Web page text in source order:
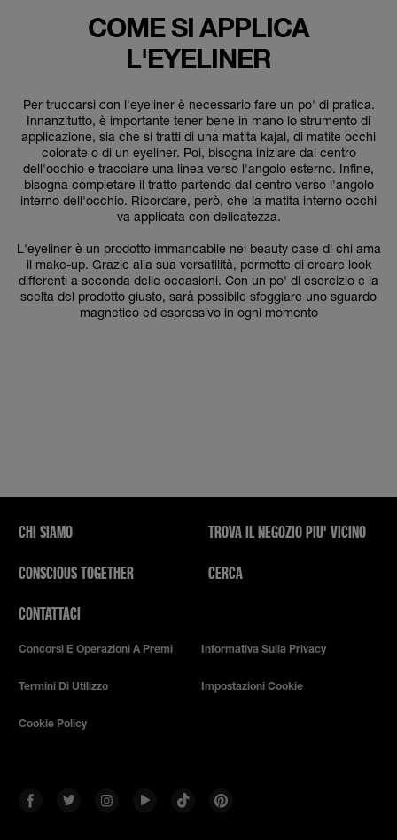
COME SI APPLICA
L'EYELINER
Per truccarsi con l'eyeliner è necessario fare un po' di pratica.
Innanzitutto, è importante tener bene in mano lo strumento di
applicazione, sia che si tratti di una matita kajal, di matite occhi
colorate o di un eyeliner. Poi, bisogna iniziare dal centro
dell'occhio e tracciare una linea verso l'angolo esterno. Infine,
bisogna completare il tratto partendo dal centro verso l'angolo
interno dell'occhio. Ricordare, però, che la matita interno occhi
va applicata con delicatezza.
L'eyeliner è un prodotto immancabile nel beauty case di chi ama
il make-up. Grazie alla sua versatilità, permette di creare look
differenti a seconda delle occasioni. Con un po' di esercizio e la
scelta del prodotto giusto, sarà possibile sfoggiare uno sguardo
magnetico ed espressivo in ogni momento
CHI SIAMO
CONSCIOUS TOGETHER
CONTATTACI
TROVA IL NEGOZIO PIU' VICINO
CERCA
Concorsi E Operazioni A Premi Informativa Sulla Privacy
Termini Di Utilizzo Impostazioni Cookie
Cookie Policy